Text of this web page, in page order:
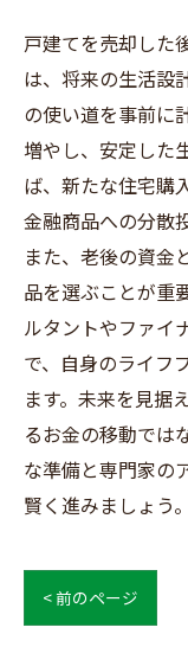
戸建てを売却した
は、将来の生活設
の使い道を事前に
増やし、安定した
ば、新たな住宅購
金融商品への分散
また、老後の資金
品を選ぶことが重
ルタントやファイ
で、自身のライフ
ます。未来を見据
るお金の移動では
な準備と専門家の
賢く進みましょう。
< 前のページ